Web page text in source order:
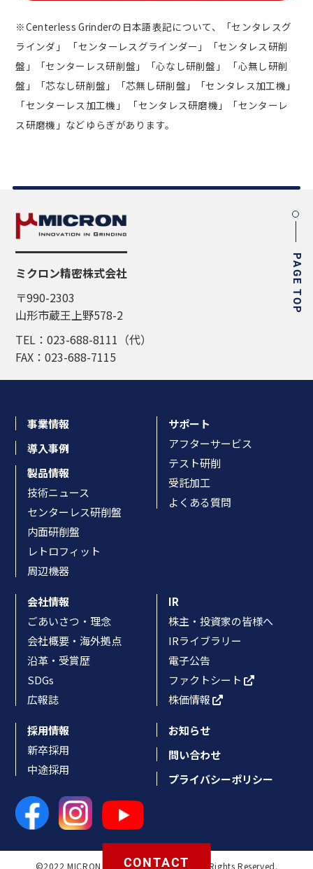
※Centerless Grinderの日本語表記について、「センタレスグ
ラインダ」 「センターレスグラインダー」「センタレス研削
盤」「センターレス研削盤」「心なし研削盤」 「心無し研削
盤」「芯なし研削盤」「芯無し研削盤」「センタレス加工機」
「センターレス加工機」 「センタレス研磨機」「センターレ
ス研磨機」などゆらぎがあります。
CONTACT
PAGE TOP
ミクロン精密株式会社
〒990-2303
山形市蔵王上野578-2
TEL：023-688-8111（代）
FAX：023-688-7115
事業情報
導入事例
製品情報
技術ニュース
センターレス研削盤
内面研削盤
レトロフィット
周辺機器
サポート
アフターサービス
テスト研削
受託加工
よくある質問
会社情報
ごあいさつ・理念
会社概要・海外拠点
沿革・受賞歴
SDGs
広報誌
IR
株主・投資家の皆様へ
IRライブラリー
電子公告
ファクトシート
株価情報
採用情報
新卒採用
中途採用
お知らせ
問い合わせ
プライバシーポリシー
©2022 MICRON MACHINERY CO., LTD. All Rights Reserved.